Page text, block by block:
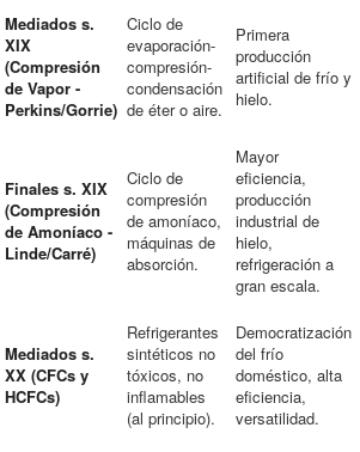
Mediados s.
XIX
(Compresión
de Vapor -
Perkins/Gorrie)
Ciclo de
evaporación-
compresión-
condensación
de éter o aire.
Primera
producción
artificial de frío y
hielo.
Finales s. XIX
(Compresión
de Amoníaco -
Linde/Carré)
Ciclo de
compresión
de amoníaco,
máquinas de
absorción.
Mayor
eficiencia,
producción
industrial de
hielo,
refrigeración a
gran escala.
Mediados s.
XX (CFCs y
HCFCs)
Refrigerantes
sintéticos no
tóxicos, no
inflamables
(al principio).
Democratización
del frío
doméstico, alta
eficiencia,
versatilidad.